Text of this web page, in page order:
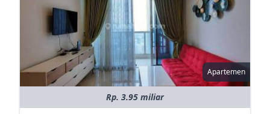
Apartemen
Rp. 3.95 miliar